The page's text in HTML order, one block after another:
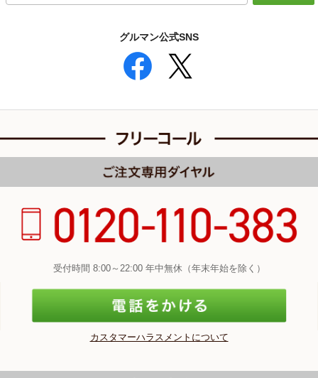
グルマン公式SNS
受付時間 8:00～22:00 年中無休（年末年始を除く）
カスタマーハラスメントについて